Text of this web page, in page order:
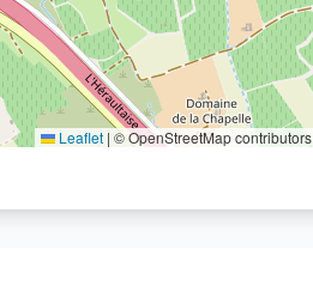
Leaflet | © OpenStreetMap contributors